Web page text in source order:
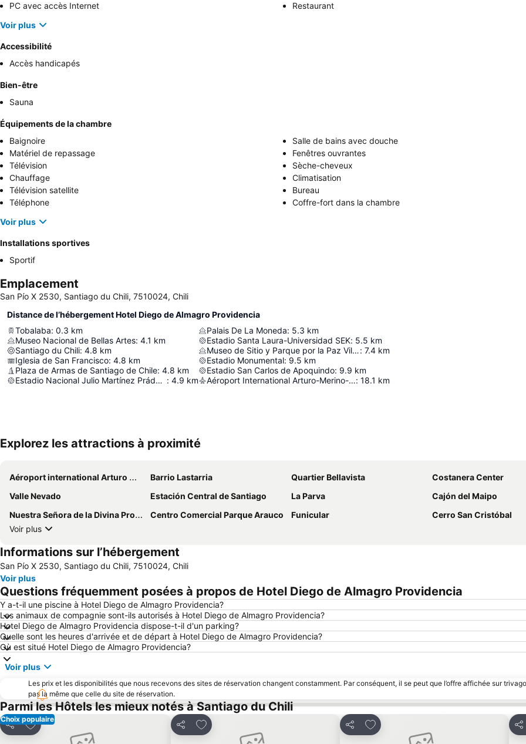
PC avec accès Internet
Restaurant
Voir plus
Accessibilité
Accès handicapés
Bien-être
Sauna
Équipements de la chambre
Baignoire
Salle de bains avec douche
Matériel de repassage
Fenêtres ouvrantes
Télévision
Sèche-cheveux
Chauffage
Climatisation
Télévision satellite
Bureau
Téléphone
Coffre-fort dans la chambre
Voir plus
Installations sportives
Sportif
Emplacement
San Pío X 2530, Santiago du Chili, 7510024, Chili
Distance de l’hébergement Hotel Diego de Almagro Providencia
Tobalaba: 0.3 km
Museo Nacional de Bellas Artes: 4.1 km
Santiago du Chili: 4.8 km
Iglesia de San Francisco: 4.8 km
Plaza de Armas de Santiago de Chile: 4.8 km
Estadio Nacional Julio Martínez Prádanos : 4.9 km
Palais De La Moneda: 5.3 km
Estadio Santa Laura-Universidad SEK: 5.5 km
Museo de Sitio y Parque por la Paz Villa Grimaldi: 7.4 km
Estadio Monumental: 9.5 km
Estadio San Carlos de Apoquindo: 9.9 km
Aéroport International Arturo-Merino-Benítez: 18.1 km
Explorez les attractions à proximité
Aéroport international Arturo Merino Benítez Barrio Lastarria Quartier Bellavista
Costanera Center
Valle Nevado
Estación Central de Santiago La Parva
Cajón del Maipo
Nuestra Señora de la Divina Providencia
Centro Comercial Parque Arauco Funicular
Cerro San Cristóbal
Voir plus
Informations sur l’hébergement
San Pío X 2530, Santiago du Chili, 7510024, Chili
Voir plus
Questions fréquemment posées à propos de Hotel Diego de Almagro Providencia
Y a-t-il une piscine à Hotel Diego de Almagro Providencia?
Les animaux de compagnie sont-ils autorisés à Hotel Diego de Almagro Providencia?
Hotel Diego de Almagro Providencia dispose-t-il d'un parking?
Quelle sont les heures d'arrivée et de départ à Hotel Diego de Almagro Providencia?
Où est situé Hotel Diego de Almagro Providencia?
Voir plus
Les prix et les disponibilités que nous recevons des sites de réservation changent constamment. Par conséquent, il se peut que l’offre affichée sur
pas la même que celle du site de réservation.
Parmi les Hôtels les mieux notés à Santiago du Chili
Choix populaire
Partager
Ajouter à mes favoris
Partager
Ajouter à mes favoris
Partager
Ajouter à mes favoris